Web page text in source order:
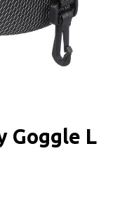
Goggle L